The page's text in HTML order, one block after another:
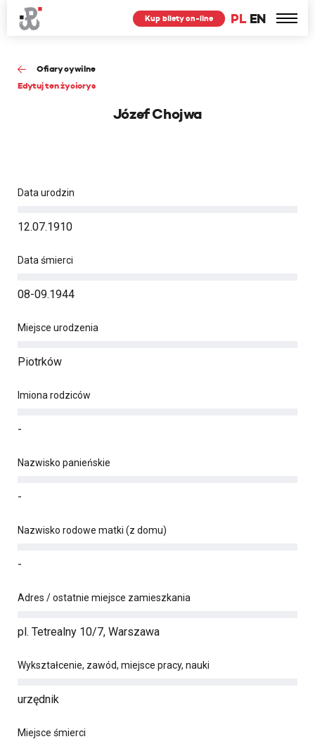
PL EN
Kup bilety on-line
Ofiary cywilne
Edytuj ten życiorys
Józef Chojwa
Data urodzin
12.07.1910
Data śmierci
08-09.1944
Miejsce urodzenia
Piotrków
Imiona rodziców
-
Nazwisko panieńskie
-
Nazwisko rodowe matki (z domu)
-
Adres / ostatnie miejsce zamieszkania
pl. Tetrealny 10/7, Warszawa
Wykształcenie, zawód, miejsce pracy, nauki
urzędnik
Miejsce śmierci